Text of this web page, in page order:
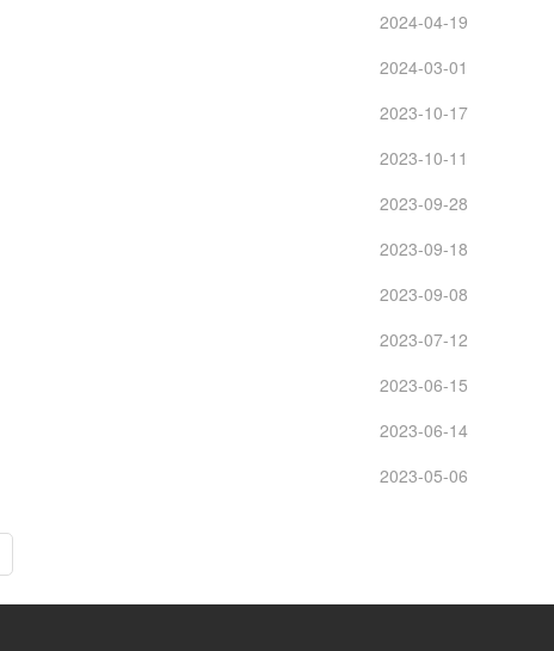
2024-04-19
2024-03-01
2023-10-17
2023-10-11
2023-09-28
2023-09-18
2023-09-08
2023-07-12
2023-06-15
2023-06-14
2023-05-06